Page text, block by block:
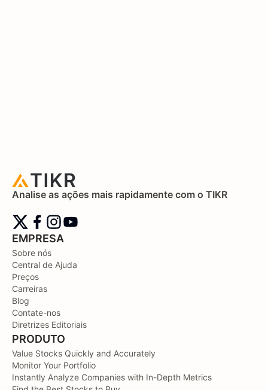
Analise as ações mais rapidamente com o TIKR
EMPRESA
Sobre nós
Central de Ajuda
Preços
Carreiras
Blog
Contate-nos
Diretrizes Editoriais
PRODUTO
Value Stocks Quickly and Accurately
Monitor Your Portfolio
Instantly Analyze Companies with In-Depth Metrics